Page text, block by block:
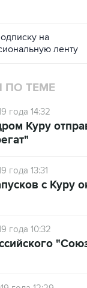
на
ленту
ПО ТЕМЕ
года 14:32
Куру
года 13:31
с Куру
года 10:32